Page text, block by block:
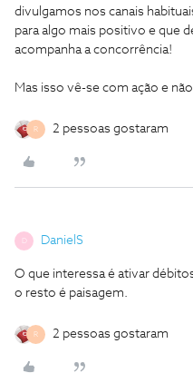
divulgamos nos canais
para algo mais positivo e que
acompanha a concorrência!
Mas isso vê-se com ação e
R 2 pessoas gostaram
D DanielS
O que interessa é ativar
o resto é paisagem.
R 2 pessoas gostaram